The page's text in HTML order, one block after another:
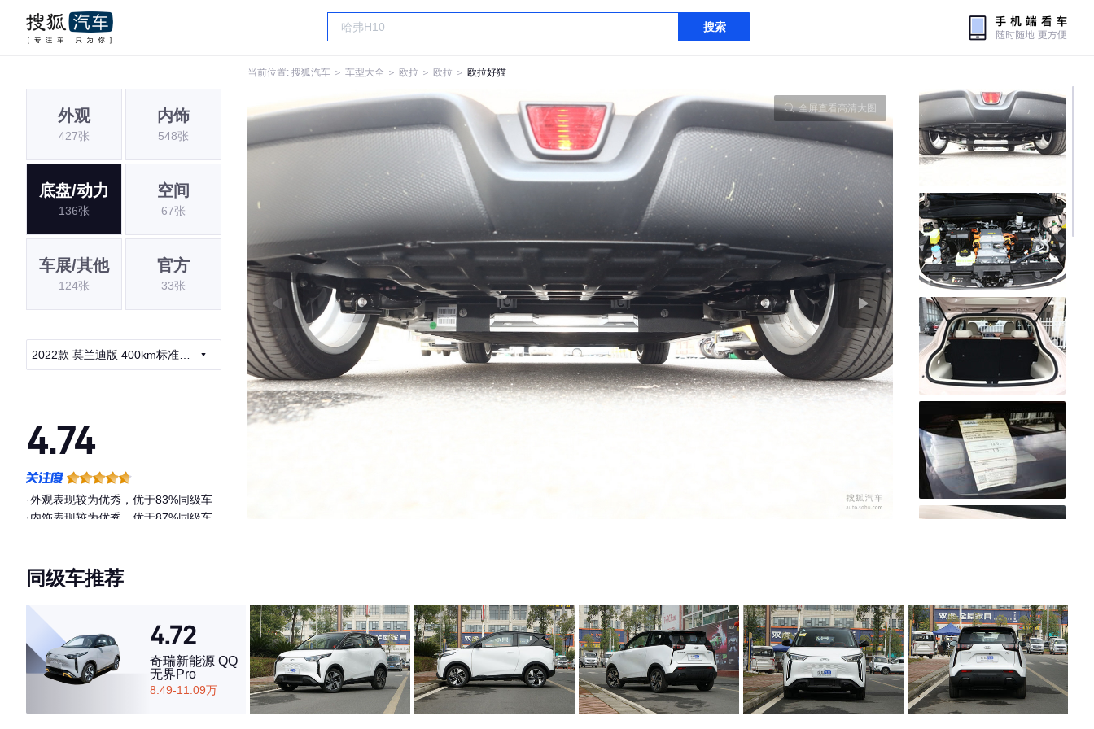
搜索
当前位置: 搜狐汽车 ＞ 车型大全 ＞ 欧拉 ＞ 欧拉 ＞ 欧拉好猫
外观
427张
内饰
548张
底盘/动力
136张
空间
67张
车展/其他
124张
官方
33张
2022款 莫兰迪版 400km标准续
4.74
·外观表现较为优秀，优于83%同级车
·内饰表现较为优秀，优于87%同级车
全屏查看高清大图
同级车推荐
4.72
奇瑞新能源 QQ
无界Pro
8.49-11.09万